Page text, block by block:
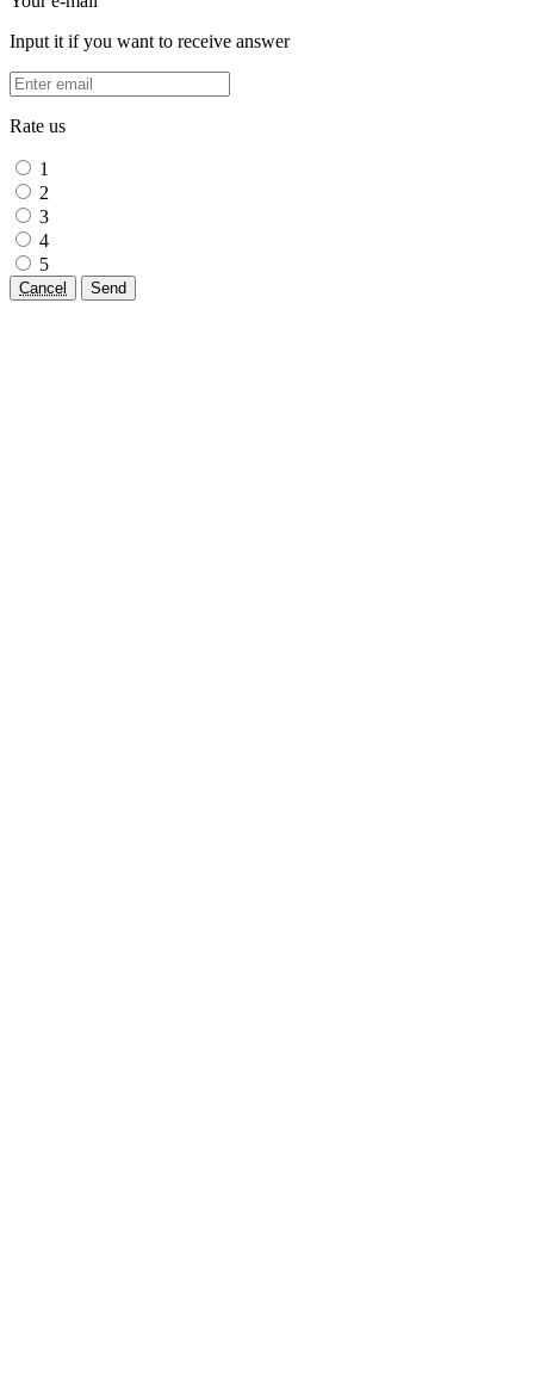
Input it if you want to receive answer
Rate us
1
2
3
4
5
Cancel Send